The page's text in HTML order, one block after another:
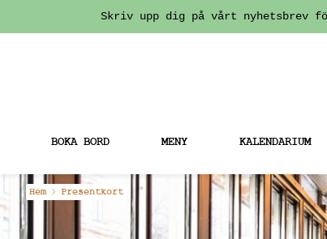
Fortsätt
till
innehållet
Skriv upp dig på vårt
BOKA BORD MENY KALENDARIUM
Hem Presentkort